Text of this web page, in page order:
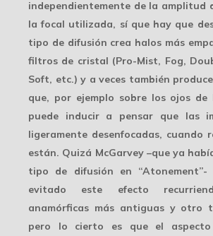
independientemente de la amplitud
la focal utilizada, sí que hay que
tipo de difusión crea halos más
filtros de cristal (Pro-Mist, Fog,
Soft, etc.) y a veces también
que, por ejemplo sobre los ojos de
puede inducir a pensar que las
ligeramente desenfocadas, cuando
están. Quizá McGarvey –que ya
tipo de difusión en “Atonement”-
evitado este efecto
anamórficas más antiguas y otro
pero lo cierto es que el aspecto